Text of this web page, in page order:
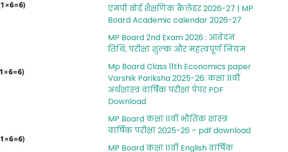
एमपी बोर्ड शैक्षणिक कैलेंडर 2026-27 | MP
Board Academic calendar 2026-27
MP Board 2nd Exam 2026 : आवेदन
तिथि, परीक्षा शुल्‍क और महत्‍वपूर्ण नियम
Mp Board Class 11th Economics paper
Varshik Pariksha 2025-26: कक्षा 11वीं
अर्थशास्‍त्र वार्षिक परीक्षा पेपर PDF
Download
MP Board कक्षा 11वीं भौतिक शास्‍त्र
वार्षिक परीक्षा 2025-26 – pdf download
MP Board कक्षा 11वीं English वार्षिक